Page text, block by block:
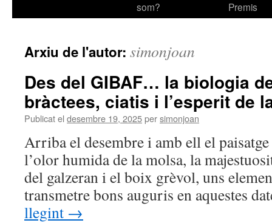
som?
Premis
Arxiu de l'autor: simonjoan
Des del GIBAF… la biologia
bràctees, ciatis i l’esperit de
Publicat el desembre 19, 2025persimonjoan
Arriba el desembre i amb ell el
l’olor humida de la molsa, la
del galzeran i el boix grèvol, uns
transmetre bons auguris en aquestes
llegint →